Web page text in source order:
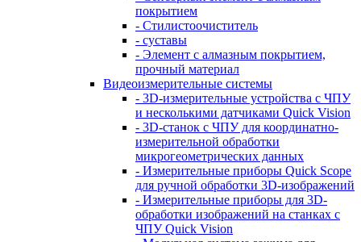
покрытием
- Стилистоочиститель
- суставы
- Элемент с алмазным покрытием,
прочный материал
Видеоизмерительные системы
- 3D-измерительные устройства с ЧПУ
и несколькими датчиками Quick Vision
- 3D-станок с ЧПУ для координатно-
измерительной обработки
микрогеометрических данных
- Измерительные приборы Quick Scope
для ручной обработки 3D-изображений
- Измерительные приборы для 3D-
обработки изображений на станках с
ЧПУ Quick Vision